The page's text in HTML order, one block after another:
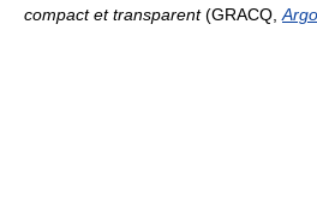
compact et transparent(GRACQ,